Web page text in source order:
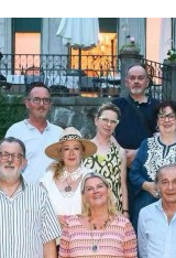
Podaci o LEO D-